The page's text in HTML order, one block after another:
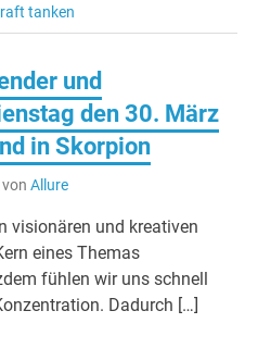
tanken
und
den 30. März
in Skorpion
von Allure
visionären und kreativen
eines Themas
fühlen wir uns schnell
Dadurch […]